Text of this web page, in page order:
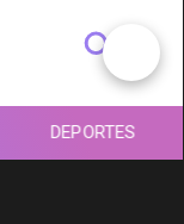
DEPORTES